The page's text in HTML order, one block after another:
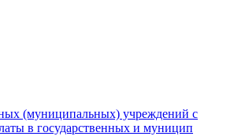
(муниципальных) учреждений с
в государственных и муницип